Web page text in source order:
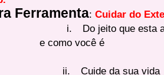
Ferramenta:Cuidar do
i.
Do jeito que esta
e como você é
ii.
Cuide da sua vida